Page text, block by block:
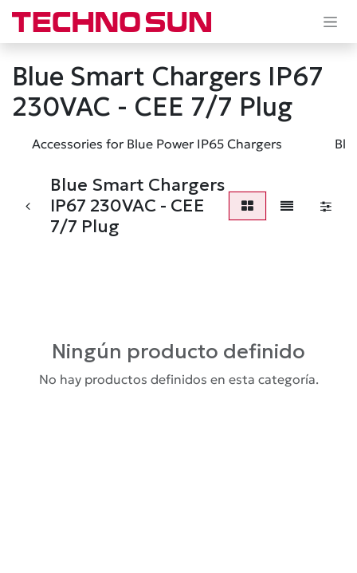
Ir al contenido
Blue Smart Chargers IP67
230VAC - CEE 7/7 Plug
Accessories for Blue Power IP65 Chargers
Blue Smart Chargers
IP67 230VAC - CEE
7/7 Plug
Ningún producto definido
No hay productos definidos en esta categoría.